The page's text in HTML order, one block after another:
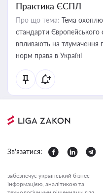
Практика ЄСПЛ
Про що тема: Тема
стандарти Європейського
впливають на тлумачення
норм права в Україні
Зв'язатися:
забезпечує український бізнес
інформацією, аналітикою та